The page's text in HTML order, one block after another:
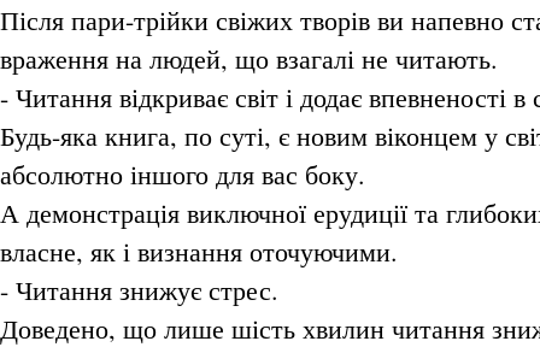
Після пари-трійки свіжих творів ви напевно
враження на людей, що взагалі не читають.
- Читання відкриває світ і додає впевненості в
Будь-яка книга, по суті, є новим віконцем у
абсолютно іншого для вас боку.
А демонстрація виключної ерудиції та
власне, як і визнання оточуючими.
- Читання знижує стрес.
Доведено, що лише шість хвилин читання